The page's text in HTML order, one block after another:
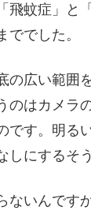
飛蚊症」と
ででした。
の広い範囲
のはカメラ
です。明る
しにするそ
ないんで